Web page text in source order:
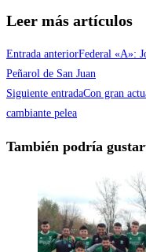
Leer más artículos
Entrada anteriorFederal «A»:
Peñarol de San Juan
Siguiente entradaCon gran
cambiante pelea
También podría